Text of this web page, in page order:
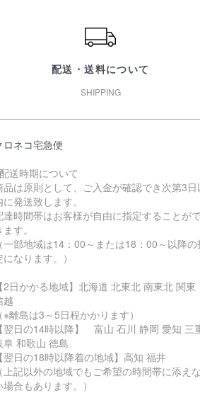
配送・送料について
SHIPPING
ロネコ宅急便
送時期について
品は原則として、ご入金が確認でき次第3日
に発送致します。
達時間帯はお客様が自由に指定することが
ます。
（一部地域は14：00～または18：00～以降の
になります。）
【2日かかる地域】北海道 北東北 南東北 関東
越
（※離島は3～5日程かかります）
【翌日の14時以降】 富山 石川 静岡 愛知 三
阜 和歌山 徳島
【翌日の18時以降着の地域】高知 福井
（上記以外の地域でもご希望の時間帯に添えな
場合もあります。）